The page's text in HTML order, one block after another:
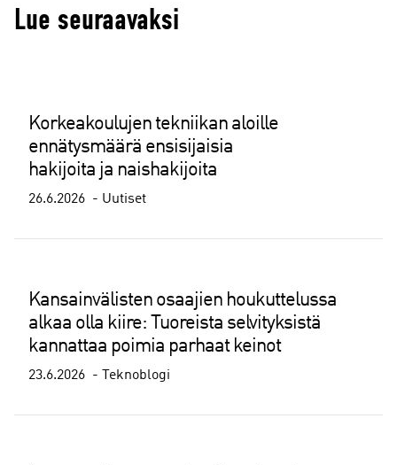
Lue seuraavaksi
Korkeakoulujen tekniikan aloille
ennätysmäärä ensisijaisia
hakijoita ja naishakijoita
26.6.2026 Uutiset
Kansainvälisten osaajien houkuttelussa
alkaa olla kiire: Tuoreista selvityksistä
kannattaa poimia parhaat keinot
23.6.2026 Teknoblogi